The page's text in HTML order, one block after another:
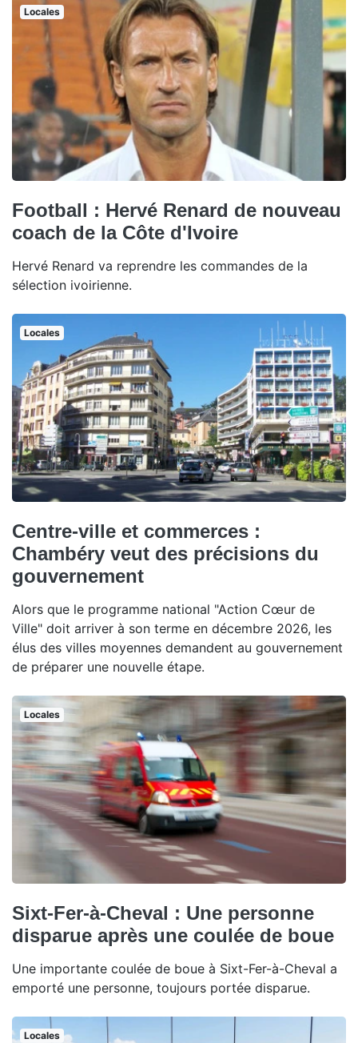
Locales
Football : Hervé Renard de nouveau
coach de la Côte d'Ivoire
Hervé Renard va reprendre les commandes de la
sélection ivoirienne.
Locales
Centre-ville et commerces :
Chambéry veut des précisions du
gouvernement
Alors que le programme national "Action Cœur de
Ville" doit arriver à son terme en décembre 2026, les
élus des villes moyennes demandent au gouvernement
de préparer une nouvelle étape.
Locales
Sixt-Fer-à-Cheval : Une personne
disparue après une coulée de boue
Une importante coulée de boue à Sixt-Fer-à-Cheval a
emporté une personne, toujours portée disparue.
Locales